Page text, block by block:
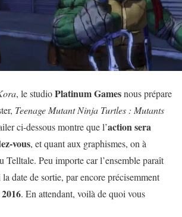
, le studioPlatinum Gamesnous prépare
Teenage Mutant Ninja Turtles : Mutants
ci-dessous montre que l’action sera
vous, et quant aux graphismes, on à
Telltale. Peu importe car l’ensemble paraît
date de sortie, par encore précisemment
. En attendant, voilà de quoi vous